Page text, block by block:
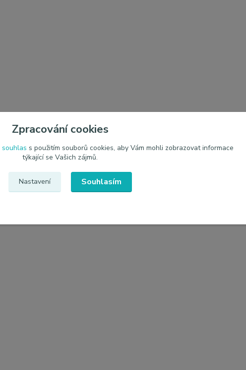
Zpracování cookies
souhlas s použitím souborů cookies, aby Vám mohli zobrazovat informace
týkající se Vašich zájmů.
Nastavení Souhlasím